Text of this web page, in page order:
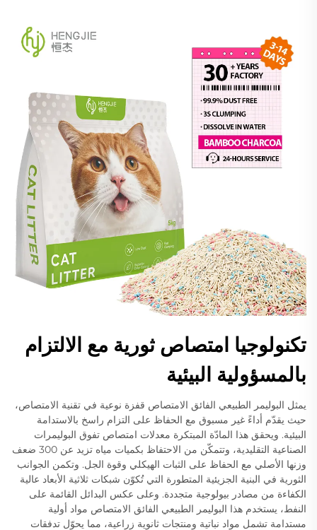
تكنولوجيا امتصاص ثورية مع الالتزام
بالمسؤولية البيئية
يمثل البوليمر الطبيعي الفائق الامتصاص قفزة نوعية في تقنية الامتصاص،
حيث يقدّم أداءً غير مسبوق مع الحفاظ على التزام راسخ بالاستدامة
البيئية. ويحقق هذا المادّة المبتكرة معدلات امتصاص تفوق البوليمرات
الصناعية التقليدية، وتتمكّن من الاحتفاظ بكميات مياه تزيد عن 300 ضعف
وزنها الأصلي مع الحفاظ على الثبات الهيكلي وقوة الجل. وتكمن الجوانب
الثورية في البنية الجزيئية المتطورة التي تُكوّن شبكات ثلاثية الأبعاد عالية
الكفاءة من مصادر بيولوجية متجددة. وعلى عكس البدائل القائمة على
النفط، يستخدم هذا البوليمر الطبيعي الفائق الامتصاص مواد أولية
مستدامة تشمل مواد نباتية ومنتجات ثانوية زراعية، مما يحوّل تدفقات